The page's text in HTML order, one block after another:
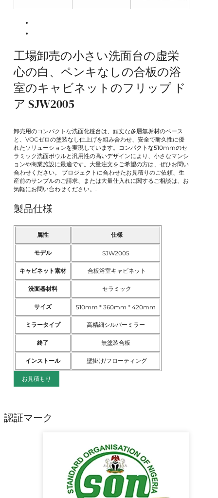
工場卸売の小さい洗面台の虚栄
心の白、ペンキなしの合板の浴
室のキャビネットのフリップ ド
ア SJW2005
卸売用のコンパクトな洗面化粧台は、頑丈な多層無垢材のベース
と、VOCゼロの塗装なし仕上げを組み合わせ、安全で耐久性に優
れたソリューションを実現しています。コンパクトな510mmのセ
ラミック洗面ボウルと汎用性の高いデザインにより、小さなマンシ
ョンや商業施設に最適です。大量注文をご希望の方は、ぜひお問い
合わせください。 プロジェクトに合わせたお見積りのご依頼、生
産前のサンプルのご請求、または大量仕入れに関するご相談は、お
気軽にお問い合わせください。.
製品仕様
属性 仕様
モデル SJW2005
キャビネット素材 合板浴室キャビネット
洗面器材料 セラミック
サイズ 510mm * 360mm * 420mm
ミラータイプ 高精細シルバーミラー
終了 無塗装合板
インストール 壁掛け/フローティング
お見積もり
認証マーク